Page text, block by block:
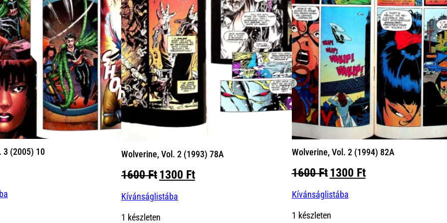
3 (2005) 10 Wolverine, Vol. 2 (1993) 78A
1600FtOriginal
was:
1300 FtCurrent
Kívánságlistába
1 készleten
Wolverine, Vol. 2 (1994) 82A
1600FtOriginal
was:
1300 FtCurrent
Kívánságlistába
1 készleten